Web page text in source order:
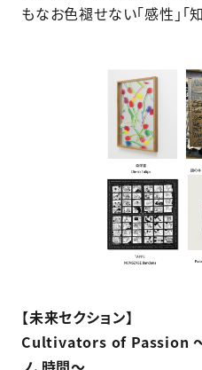
もなお色褪せない「感性」「
【未来セクション】​
Cultivators of Passion ～